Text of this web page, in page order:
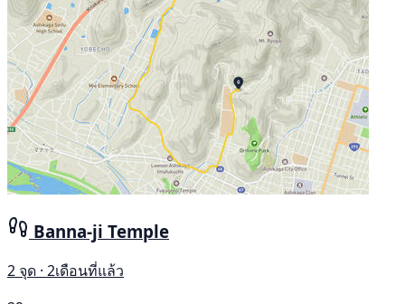
Banna-ji Temple
2 จุด · 2เดือนที่แล้ว